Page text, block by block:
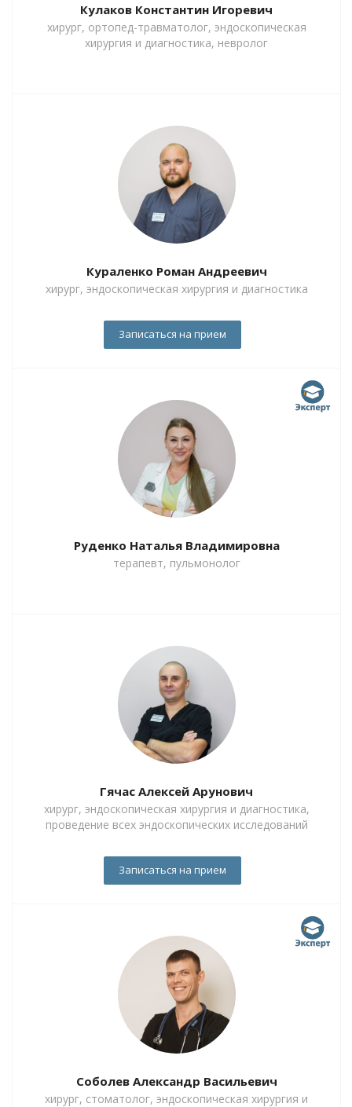
Кулаков Константин Игоревич
хирург, ортопед-травматолог, эндоскопическая
хирургия и диагностика, невролог
Кураленко Роман Андреевич
хирург, эндоскопическая хирургия и диагностика
Записаться на прием
Руденко Наталья Владимировна
терапевт, пульмонолог
Гячас Алексей Арунович
хирург, эндоскопическая хирургия и диагностика,
проведение всех эндоскопических исследований
Записаться на прием
Соболев Александр Васильевич
хирург, стоматолог, эндоскопическая хирургия и